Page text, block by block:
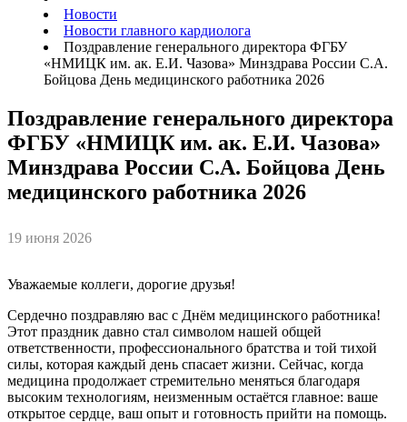
Новости
Новости главного кардиолога
Поздравление генерального директора ФГБУ
«НМИЦК им. ак. Е.И. Чазова» Минздрава России С.А.
Бойцова День медицинского работника 2026
Поздравление генерального директора
ФГБУ «НМИЦК им. ак. Е.И. Чазова»
Минздрава России С.А. Бойцова День
медицинского работника 2026
19 июня 2026
Уважаемые коллеги, дорогие друзья!
Сердечно поздравляю вас с Днём медицинского работника!
Этот праздник давно стал символом нашей общей
ответственности, профессионального братства и той тихой
силы, которая каждый день спасает жизни. Сейчас, когда
медицина продолжает стремительно меняться благодаря
высоким технологиям, неизменным остаётся главное: ваше
открытое сердце, ваш опыт и готовность прийти на помощь.